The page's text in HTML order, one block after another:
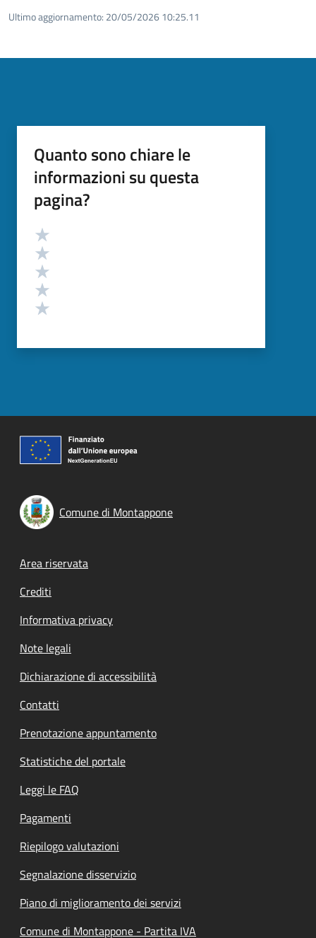
Ultimo aggiornamento: 20/05/2026 10:25.11
Quanto sono chiare le
informazioni su questa
pagina?
Valutazione
Comune di Montappone
Footer menu
Area riservata
Crediti
Informativa privacy
Note legali
Dichiarazione di accessibilità
Contatti
Prenotazione appuntamento
Statistiche del portale
Leggi le FAQ
Pagamenti
Riepilogo valutazioni
Segnalazione disservizio
Piano di miglioramento dei servizi
Comune di Montappone - Partita IVA